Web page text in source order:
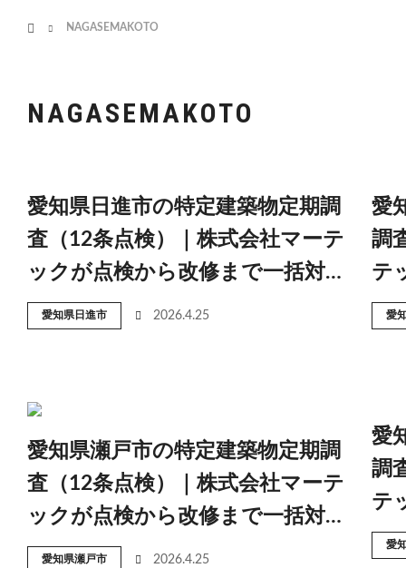
NAGASEMAKOTO
NAGASEMAKOTO
愛知県日進市の特定建築物定期調
査（12条点検）｜株式会社マーテ
ックが点検から改修まで一括対…
愛知県日進市 2026.4.25
愛
調
テ
愛
愛知県瀬戸市の特定建築物定期調
査（12条点検）｜株式会社マーテ
ックが点検から改修まで一括対…
愛知県瀬戸市 2026.4.25
愛
調
テ
愛